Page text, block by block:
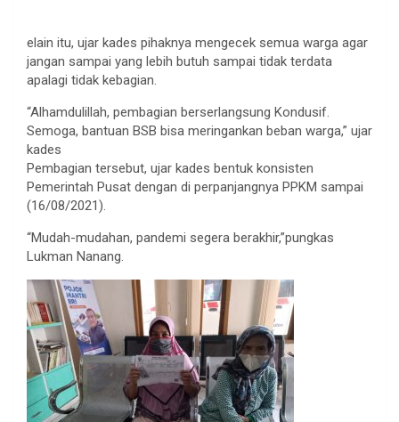
elain itu, ujar kades pihaknya mengecek semua warga agar
jangan sampai yang lebih butuh sampai tidak terdata
apalagi tidak kebagian.
“Alhamdulillah, pembagian berserlangsung Kondusif.
Semoga, bantuan BSB bisa meringankan beban warga,” ujar
kades
Pembagian tersebut, ujar kades bentuk konsisten
Pemerintah Pusat dengan di perpanjangnya PPKM sampai
(16/08/2021).
“Mudah-mudahan, pandemi segera berakhir,”pungkas
Lukman Nanang.